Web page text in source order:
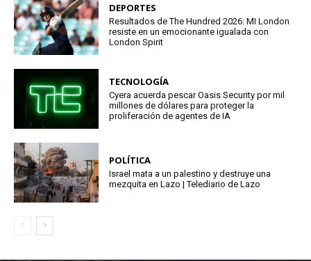
DEPORTES
Resultados de The Hundred 2026: MI London
resiste en un emocionante igualada con
London Spirit
TECNOLOGÍA
Cyera acuerda pescar Oasis Security por mil
millones de dólares para proteger la
proliferación de agentes de IA
POLÍTICA
Israel mata a un palestino y destruye una
mezquita en Lazo | Telediario de Lazo